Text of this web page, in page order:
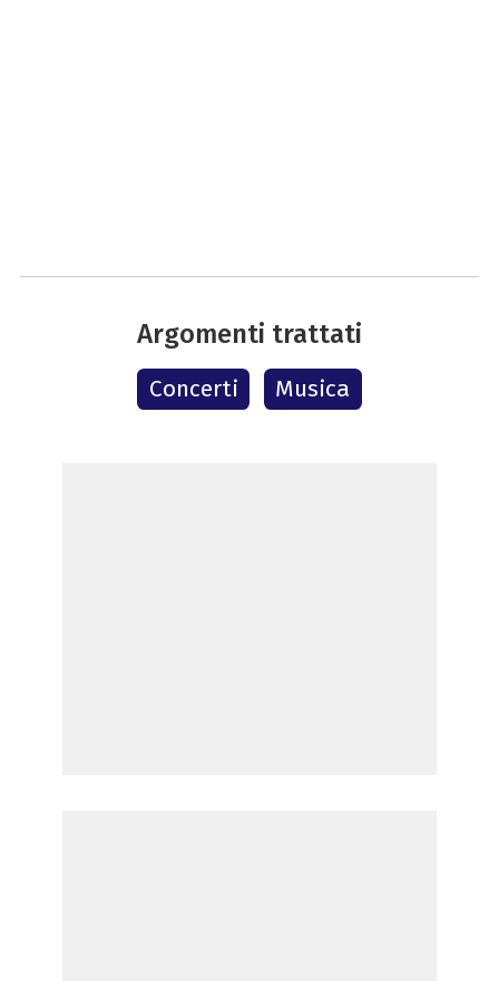
Argomenti trattati
Concerti Musica